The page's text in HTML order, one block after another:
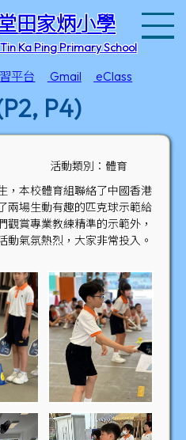
田家炳小學
Ka Ping Primary School
平台 Gmail eClass
P4)
活動類別：體育
，本校體育組聯絡了中國香港
兩場生動有趣的匹克球示範給
賞專業教練精準的示範外，
動氣氛熱烈，大家非常投入。